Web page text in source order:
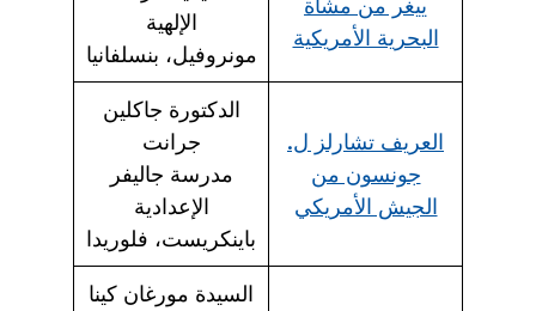
البحرية الأمريكية
الإلهية
مونروفيل، بنسلفانيا
العريف تشارلز ل.
جونسون من
الجيش الأمريكي
الدكتورة جاكلين
جرانت
مدرسة جاليفر
الإعدادية
باينكريست، فلوريدا
السيدة مورغان كينا